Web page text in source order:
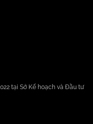
tại Sở Kế hoạch và Đầu tư